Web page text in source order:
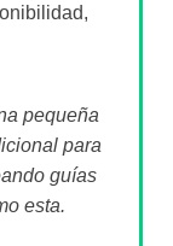
pequeña
para
guías
esta.